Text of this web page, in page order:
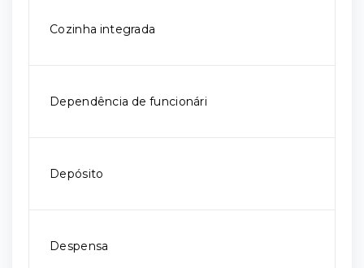
Cozinha integrada
Dependência de funcionári
Depósito
Despensa